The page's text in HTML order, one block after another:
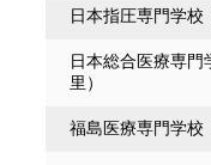
日本指圧専門学校
日本総合医療専門
里）
福島医療専門学校